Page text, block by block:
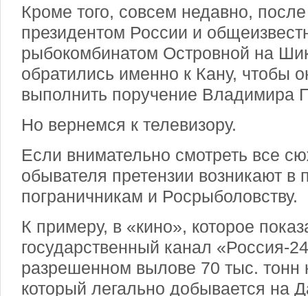
Кроме того, совсем недавно,
президентом России и
рыбокомбинатом Островной на
обратились именно к Кану, чтобы
выполнить поручение Владимира
Но вернемся к телевизору.
Если внимательно смотреть все
обывателя претензии возникают в
пограничникам и Росрыболовству.
К примеру, в «кино», которое
государственный канал «Россия-
разрешенном вылове 70 тыс. тонн
который легально добывается на